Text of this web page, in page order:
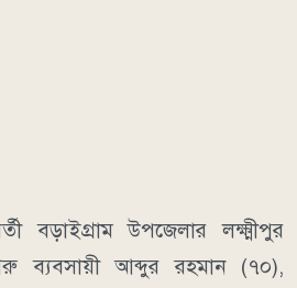
বড়াইগ্রাম উপজেলার লক্ষ্মীপুর
গরু ব্যবসায়ী আব্দুর রহমান (৭০),